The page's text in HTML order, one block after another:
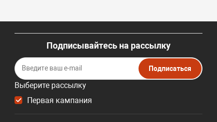
Подписывайтесь на рассылку
Выберите рассылку
Первая кампания
Подписаться